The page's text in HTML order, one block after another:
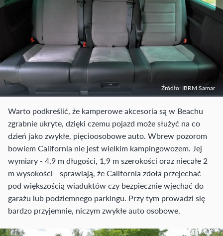
Źródło: IBRM Samar
Warto podkreślić, że kamperowe akcesoria są w Beachu
zgrabnie ukryte, dzięki czemu pojazd może służyć na co
dzień jako zwykłe, pięcioosobowe auto. Wbrew pozorom
bowiem California nie jest wielkim kampingowozem. Jej
wymiary - 4,9 m długości, 1,9 m szerokości oraz niecałe 2
m wysokości - sprawiają, że California zdoła przejechać
pod większością wiaduktów czy bezpiecznie wjechać do
garażu lub podziemnego parkingu. Przy tym prowadzi się
bardzo przyjemnie, niczym zwykłe auto osobowe.